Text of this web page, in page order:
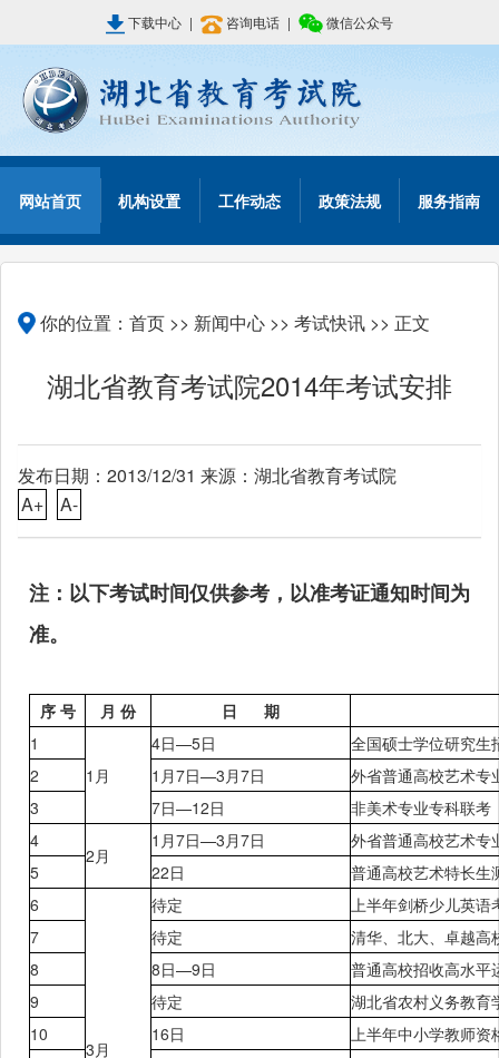
下载中心 | 咨询电话 | 微信公众号
网站首页 机构设置 工作动态 政策法规 服务指南
你的位置： 首页 >> 新闻中心 >> 考试快讯 >> 正文
湖北省教育考试院2014年考试安排
发布日期：2013/12/31 来源：湖北省教育考试院
A+
A-
注：以下考试时间仅供参考，以准考证通知时间为
准。
序 号 月 份
日 期
1
1月
4日—5日
全国硕士学位研究生
2
1月7日—3月7日
外省普通高校艺术专
3
7日—12日
非美术专业专科联考
4
2月
1月7日—3月7日
外省普通高校艺术专
5
22日
普通高校艺术特长生
6
3月
待定 上半年剑桥少儿英语
7
待定
清华、北大、卓越高
8
8日—9日
普通高校招收高水平
9
待定
湖北省农村义务教育
10
16日
上半年中小学教师资